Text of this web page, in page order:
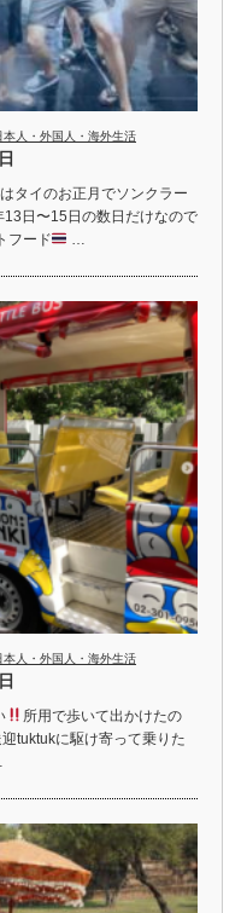
本人・外国人・海外生活
タイのお正月でソンクラー
13日〜15日の数日だけなので
フード …
本人・外国人・海外生活
所用で歩いて出かけたの
tuktukに駆け寄って乗りた